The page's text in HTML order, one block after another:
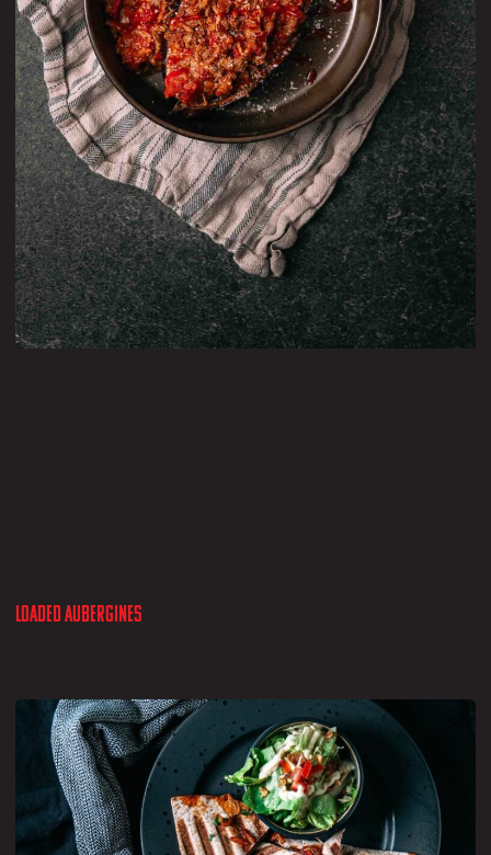
Loaded aubergines